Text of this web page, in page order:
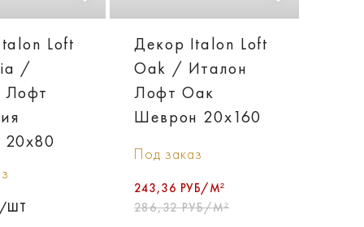
Loft
/
Лофт
20х80
ШТ
Декор Italon Loft
Oak / Италон
Лофт Оак
Шеврон 20х160
Под заказ
243,36 РУБ/М²
286,32 РУБ/М²